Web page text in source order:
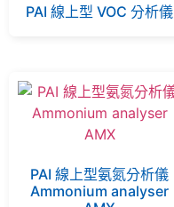
PAI 線上型 VOC 分析儀
PAI 線上型氨氮分析儀
Ammonium analyser